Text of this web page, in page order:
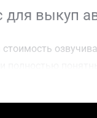
выкуп